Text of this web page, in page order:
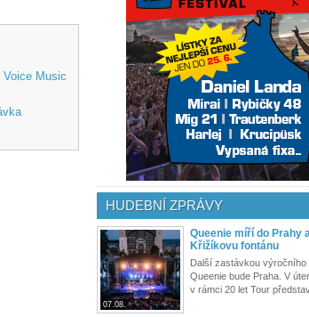
Voice Music
HUDEBNÍ ZPRÁVY
07.08.
Queenie míří do Prahy
Křižíkovu fontánu
Další zastávkou výročního
Queenie bude Praha. V
v rámci 20 let Tour